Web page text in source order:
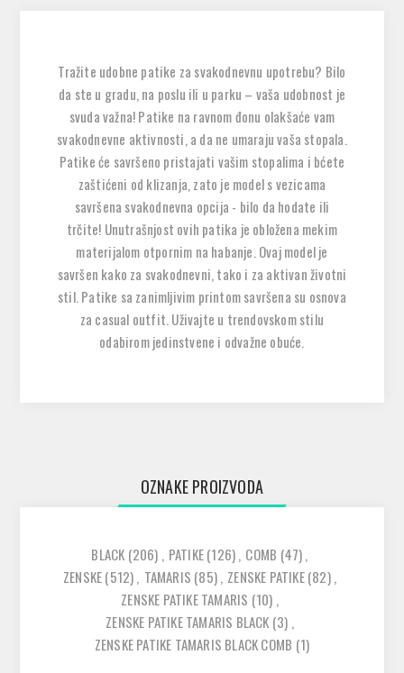
Tražite udobne patike za svakodnevnu upotrebu? Bilo
da ste u gradu, na poslu ili u parku – vaša udobnost je
svuda važna! Patike na ravnom đonu olakšaće vam
svakodnevne aktivnosti, a da ne umaraju vaša stopala.
Patike će savršeno pristajati vašim stopalima i bćete
zaštićeni od klizanja, zato je model s vezicama
savršena svakodnevna opcija - bilo da hodate ili
trčite! Unutrašnjost ovih patika je obložena mekim
materijalom otpornim na habanje. Ovaj model je
savršen kako za svakodnevni, tako i za aktivan životni
stil. Patike sa zanimljivim printom savršena su osnova
za casual outfit. Uživajte u trendovskom stilu
odabirom jedinstvene i odvažne obuće.
OZNAKE PROIZVODA
BLACK (206) , PATIKE(126), COMB (47),
ZENSKE(512), TAMARIS (85), ZENSKE PATIKE(82),
ZENSKE PATIKE TAMARIS (10) ,
ZENSKE PATIKE TAMARIS BLACK (3) ,
ZENSKE PATIKE TAMARIS BLACK COMB (1)